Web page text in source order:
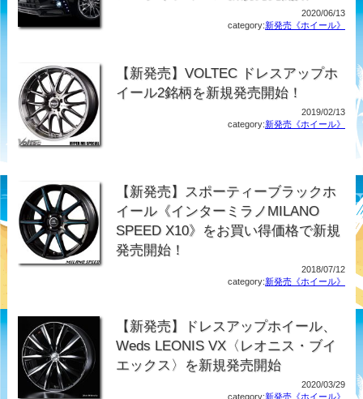
2020/06/13
category:新発売《ホイール》
【新発売】VOLTEC ドレスアップホ
イール2銘柄を新規発売開始！
2019/02/13
category:新発売《ホイール》
【新発売】スポーティーブラックホ
イール《インターミラノMILANO
SPEED X10》をお買い得価格で新規
発売開始！
2018/07/12
category:新発売《ホイール》
【新発売】ドレスアップホイール、
Weds LEONIS VX〈レオニス・ブイ
エックス〉を新規発売開始
2020/03/29
category:新発売《ホイール》